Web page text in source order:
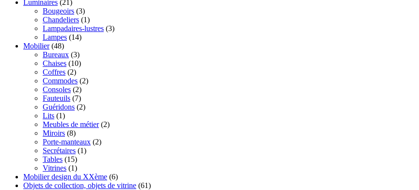
Luminaires (21)
Bougeoirs (3)
Chandeliers (1)
Lampadaires-lustres (3)
Lampes (14)
Mobilier (48)
Bureaux (3)
Chaises (10)
Coffres (2)
Commodes (2)
Consoles (2)
Fauteuils (7)
Guéridons (2)
Lits (1)
Meubles de métier (2)
Miroirs (8)
Porte-manteaux (2)
Secrétaires (1)
Tables (15)
Vitrines (1)
Mobilier design du XXème (6)
Objets de collection, objets de vitrine (61)